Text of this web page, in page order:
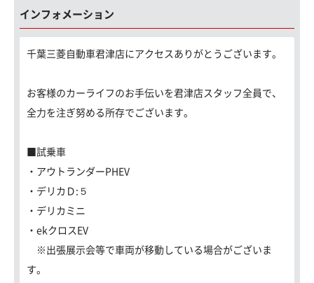
インフォメーション
千葉三菱自動車君津店にアクセスありがとうございます。
お客様のカーライフのお手伝いを君津店スタッフ全員で、
全力を注ぎ努める所存でございます。
■試乗車
・アウトランダーPHEV
・デリカＤ:５
・デリカミニ
・ekクロスEV
※出張展示会等で車両が移動している場合がございま
す。